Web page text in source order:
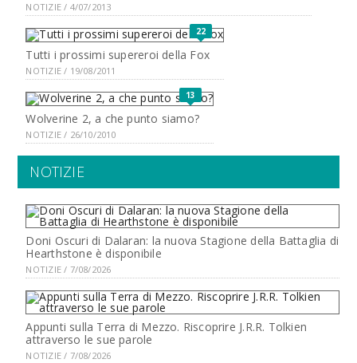
NOTIZIE / 4/07/2013
22
Tutti i prossimi supereroi della Fox
NOTIZIE / 19/08/2011
13
Wolverine 2, a che punto siamo?
NOTIZIE / 26/10/2010
NOTIZIE
Doni Oscuri di Dalaran: la nuova Stagione della Battaglia di
Hearthstone è disponibile
NOTIZIE / 7/08/2026
Appunti sulla Terra di Mezzo. Riscoprire J.R.R. Tolkien
attraverso le sue parole
NOTIZIE / 7/08/2026